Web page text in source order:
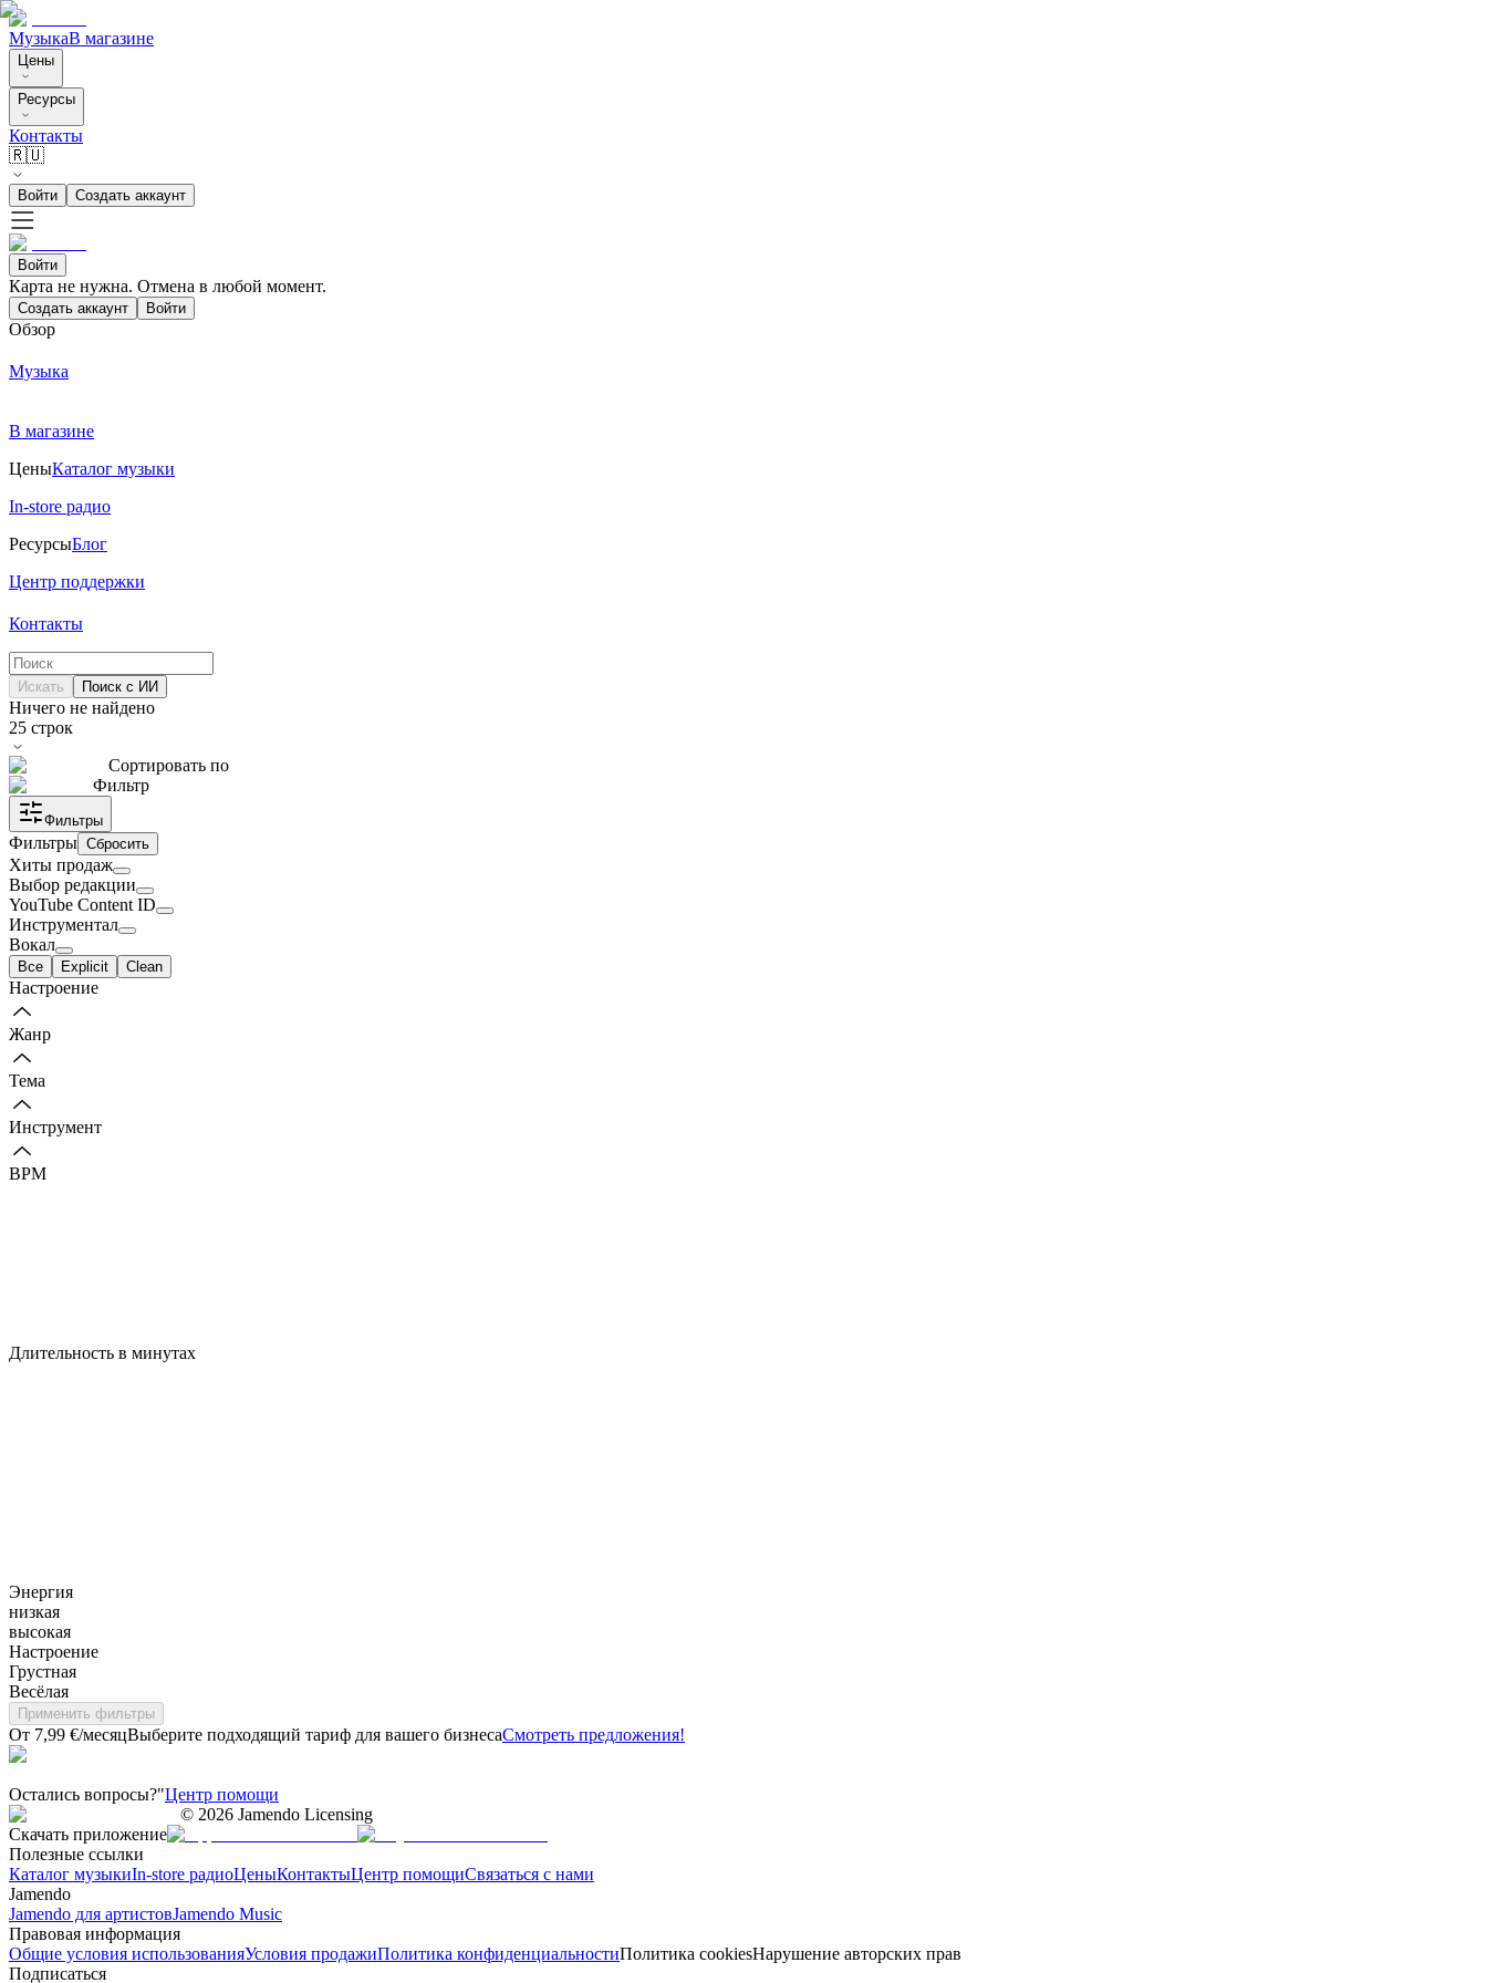
МузыкаВ магазине
Цены
Ресурсы
Контакты
🇷🇺
Войти Создать аккаунт
Войти
Карта не нужна. Отмена в любой момент.
Создать аккаунт Войти
Обзор
Музыка
В магазине
ЦеныКаталог музыки
In-store радио
РесурсыБлог
Центр поддержки
Контакты
Искать Поиск с ИИ
Ничего не найдено
25 строк
Сортировать по
Фильтр
Фильтры
Фильтры Сбросить
Хиты продаж
Выбор редакции
YouTube Content ID
Инструментал
Вокал
Все Explicit Clean
Настроение
Жанр
Тема
Инструмент
BPM
Длительность в минутах
Энергия
низкая
высокая
Настроение
Грустная
Весёлая
Применить фильтры
От 7,99 €/месяцВыберите подходящий тариф для вашего бизнесаСмотреть предложения!
Остались вопросы?"Центр помощи
© 2026 Jamendo Licensing
Скачать приложение
Полезные ссылки
Каталог музыкиIn-store радиоЦеныКонтактыЦентр помощиСвязаться с нами
Jamendo
Jamendo для артистовJamendo Music
Правовая информация
Общие условия использованияУсловия продажиПолитика конфиденциальностиПолитика cookiesНарушение авторских прав
Подписаться